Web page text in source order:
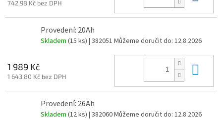
742,98 Kč bez DPH
Provedení: 20Ah
Skladem (15 ks) | 382051 Můžeme doručit do: 12.8.2026
1 989 Kč
1 643,80 Kč bez DPH
Provedení: 26Ah
Skladem (12 ks) | 382060Můžeme doručit do: 12.8.2026